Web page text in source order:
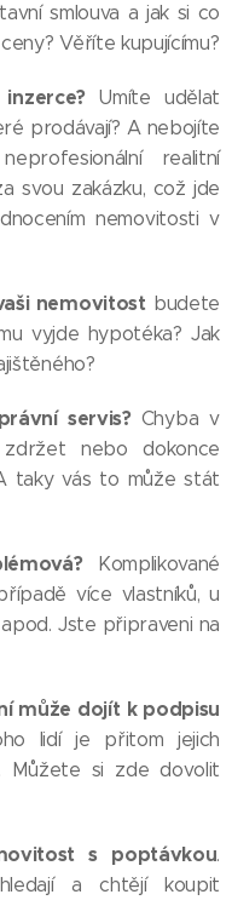
smlouva a jak si co
Věříte kupujícímu?
Umíte udělat
prodávají? A nebojíte
realitní
svou zakázku, což jde
nemovitosti v
nemovitost budete
vyjde hypotéka? Jak
servis? Chyba v
zdržet nebo dokonce
taky vás to může stát
Komplikované
více vlastníků, u
Jste připraveni na
může dojít k podpisu
lidí je přitom jejich
Můžete si zde dovolit
s poptávkou.
a chtějí koupit